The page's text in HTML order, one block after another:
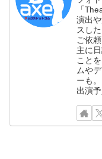
「
演出
スし
ご依
主に
こと
ムや
ーも。
出演